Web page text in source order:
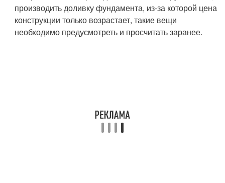
производить доливку фундамента, из-за которой цена
конструкции только возрастает, такие вещи
необходимо предусмотреть и просчитать заранее.